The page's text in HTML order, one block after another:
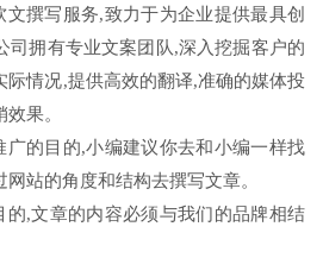
撰写服务,致力于为企业提供最具创
司拥有专业文案团队,深入挖掘客户的
际情况,提供高效的翻译,准确的媒体投
果。
广的目的,小编建议你去和小编一样找
站的角度和结构去撰写文章。
的,文章的内容必须与我们的品牌相结